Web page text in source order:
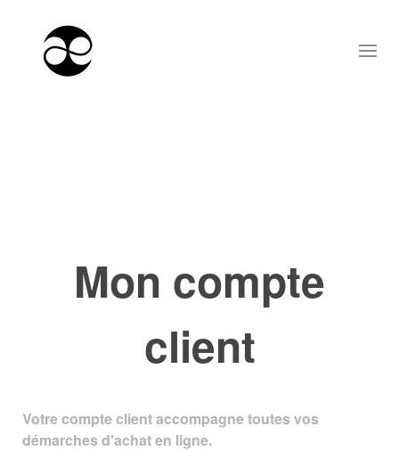
Mon compte
client
Votre compte client accompagne toutes vos
démarches d'achat en ligne.